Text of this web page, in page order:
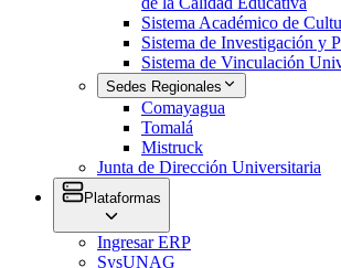
Sistema Académico de
Sistema de Investigación y
Sistema de Vinculación
Sedes Regionales
Comayagua
Tomalá
Mistruck
Junta de Dirección Universitaria
Plataformas
Ingresar ERP
SysUNAG